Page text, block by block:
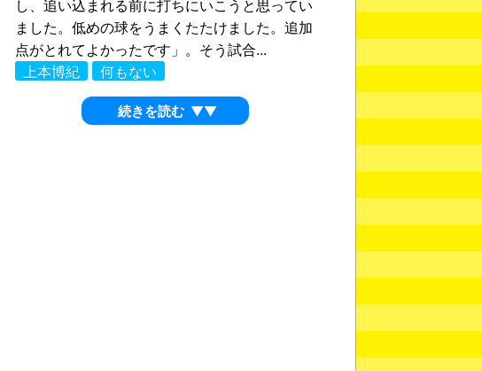
し、追い込まれる前に打ちにいこうと思ってい
ました。低めの球をうまくたたけました。追加
点がとれてよかったです」。そう試合...
上本博紀
何もない
続きを読む ▼▼